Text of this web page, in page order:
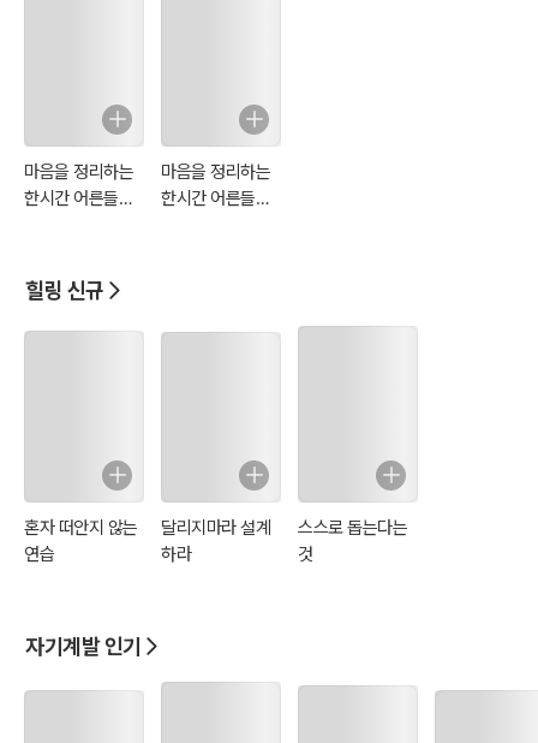
마음을 정리하는
한시간 어른들의
마음을 정리하는
한시간 어른들의
힐링 신규
혼자 떠안지 않는
연습
달리지마라 설계
하라
스스로 돕는다는
것
자기계발 인기